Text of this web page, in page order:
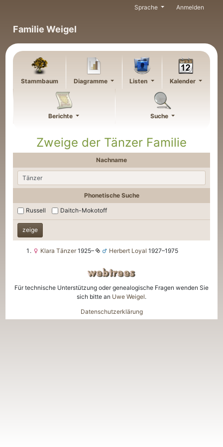
Familie Weigel
Sprache Anmelden
Stammbaum Diagramme Listen Kalender
Berichte Suche
Zweige der Tänzer Familie
Nachname
Phonetische Suche
Russell Daitch-Mokotoff
zeige
KlaraTänzer 1925– Herbert Loyal 1927–1975
Für technische Unterstützung oder genealogische Fragen wenden Sie
sich bitte an Uwe Weigel.
Datenschutzerklärung